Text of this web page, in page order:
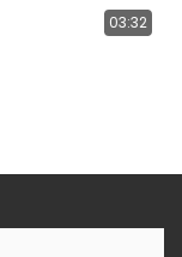
03:32